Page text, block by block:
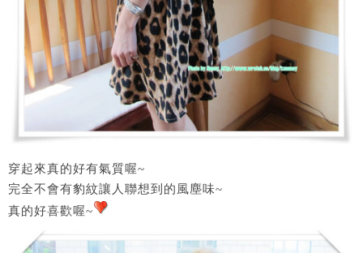
穿起來真的好有氣質喔~
完全不會有豹紋讓人聯想到的風塵味~
真的好喜歡喔~